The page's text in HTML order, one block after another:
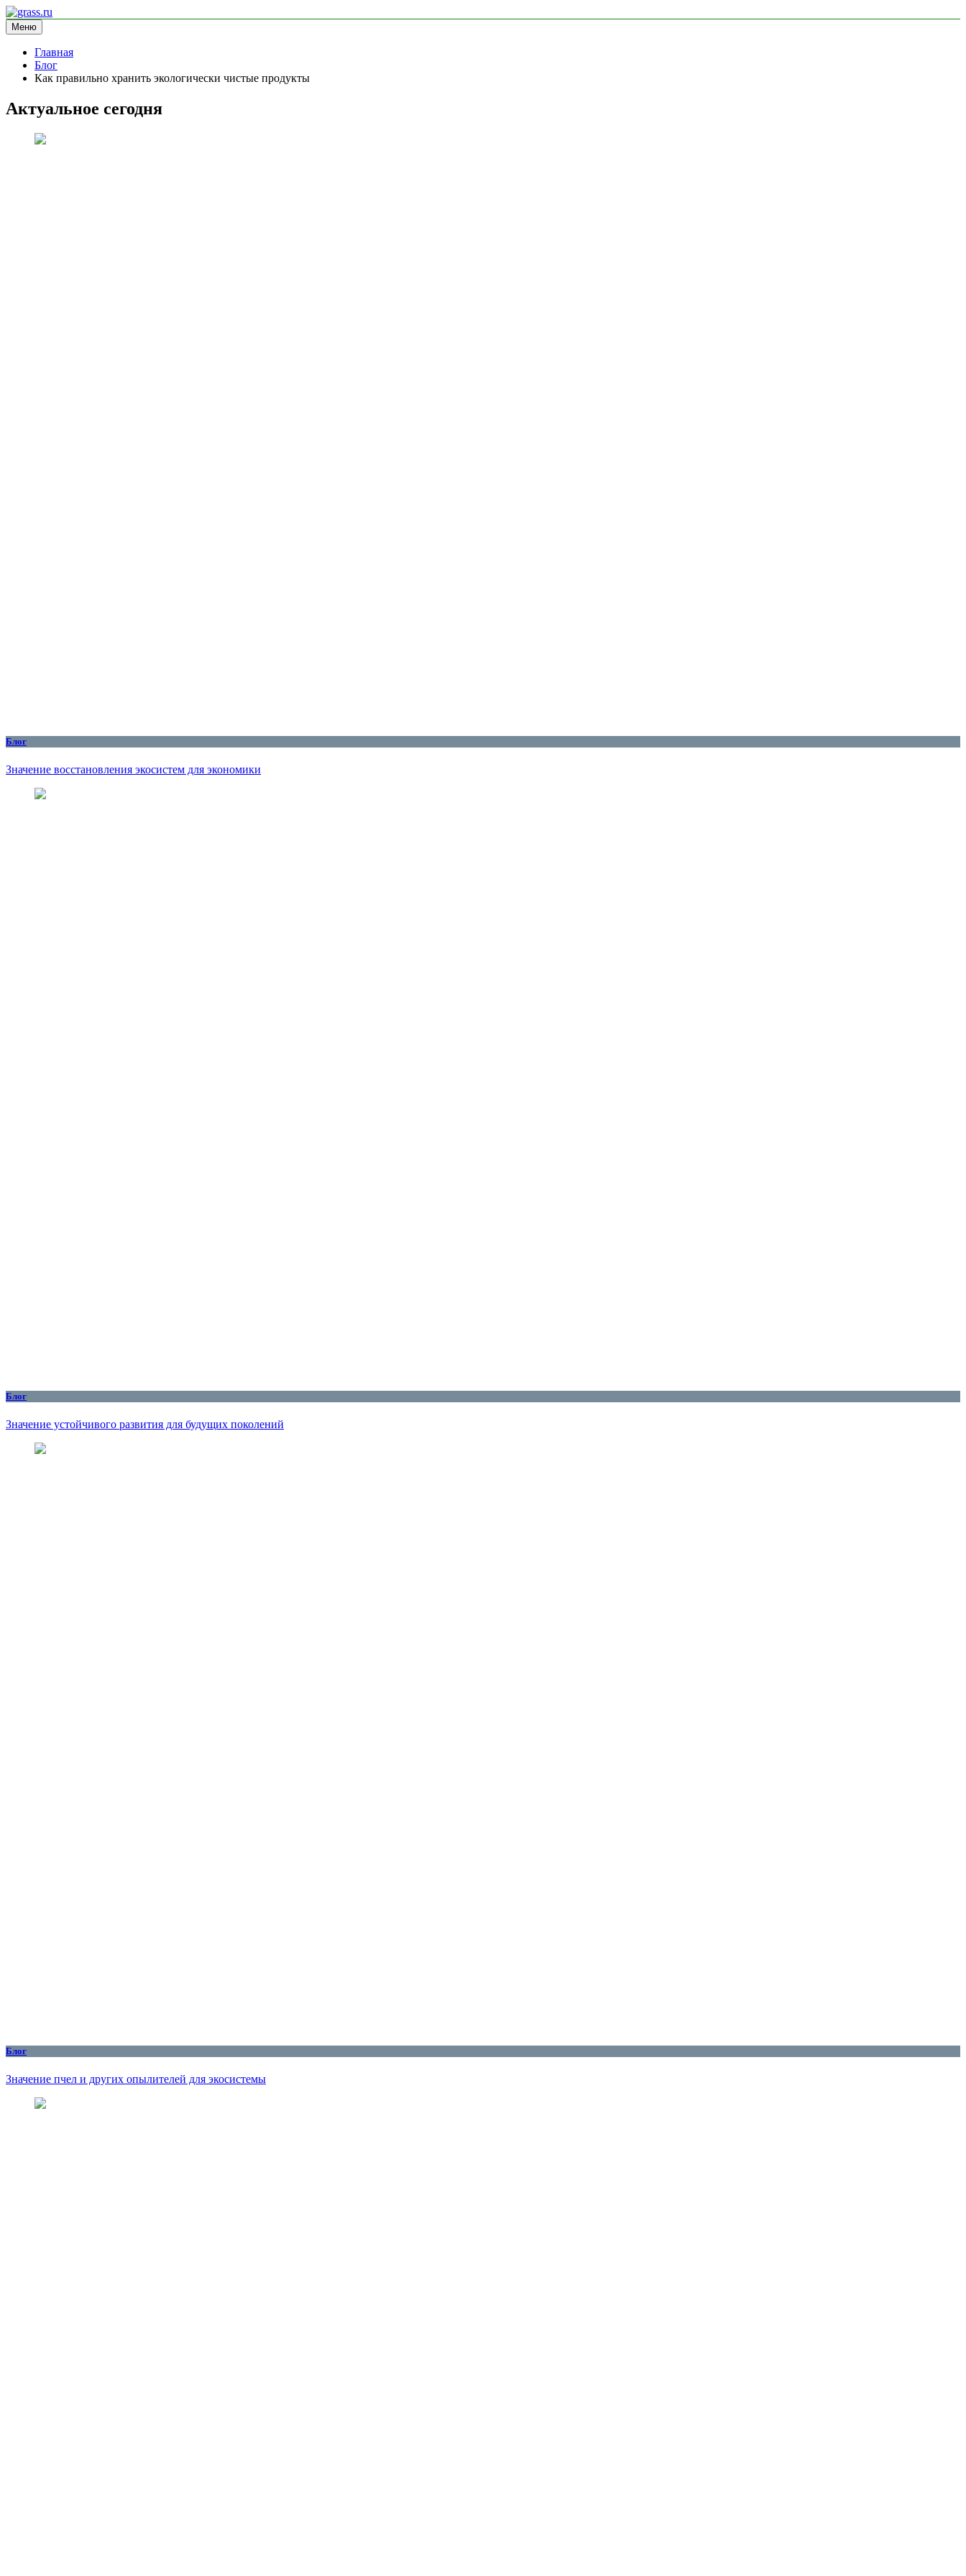
Перейти
к
содержимому
grass.ru
блог про экологию
Меню
Главная
Блог
Как правильно хранить экологически чистые продукты
Актуальное сегодня
Блог
Значение восстановления экосистем для экономики
Блог
Значение устойчивого развития для будущих поколений
Блог
Значение пчел и других опылителей для экосистемы